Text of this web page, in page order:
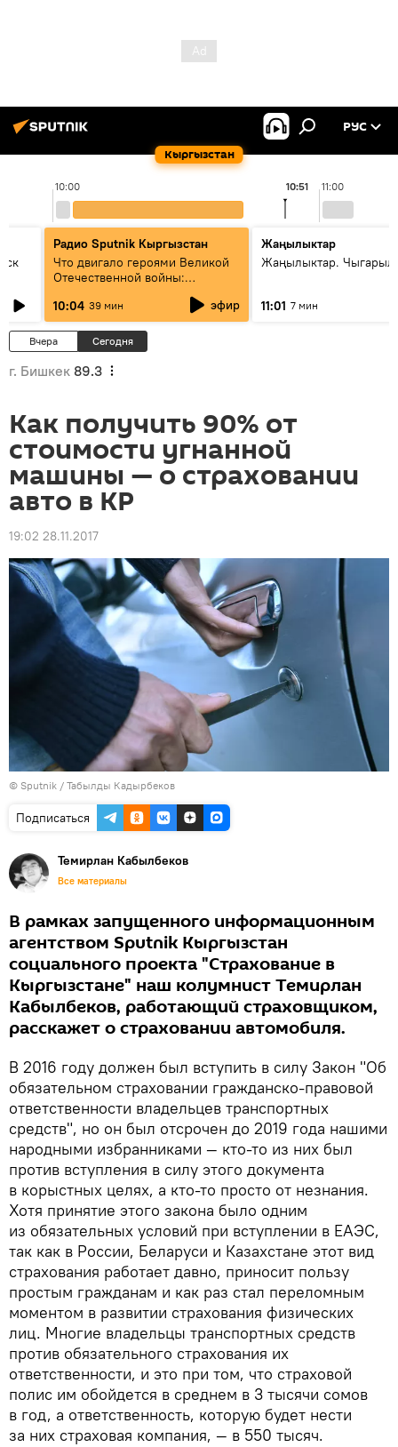
Кыргызстан
РУС
10:00 11:00
10:51
Радио Sputnik Кыргызстан
Что двигало героями Великой
Отечественной войны:
Тулебердиева
10:04 39 мин эфир
Жаңылыктар
Жаңылыктар.
11:01 7 мин
Вчера Сегодня
г. Бишкек 89.3
Как получить 90% от
стоимости угнанной
машины — о страховании
авто в КР
19:02 28.11.2017
© Sputnik / Табылды Кадырбеков
Подписаться
Темирлан Кабылбеков
Все материалы
В рамках запущенного информационным
агентством Sputnik Кыргызстан
социального проекта "Страхование в
Кыргызстане" наш колумнист Темирлан
Кабылбеков, работающий страховщиком,
расскажет о страховании автомобиля.
В 2016 году должен был вступить в силу Закон "Об
обязательном страховании гражданско-правовой
ответственности владельцев транспортных
средств", но он был отсрочен до 2019 года нашими
народными избранниками — кто-то из них был
против вступления в силу этого документа
в корыстных целях, а кто-то просто от незнания.
Хотя принятие этого закона было одним
из обязательных условий при вступлении в ЕАЭС,
так как в России, Беларуси и Казахстане этот вид
страхования работает давно, приносит пользу
простым гражданам и как раз стал переломным
моментом в развитии страхования физических
лиц. Многие владельцы транспортных средств
против обязательного страхования их
ответственности, и это при том, что страховой
полис им обойдется в среднем в 3 тысячи сомов
в год, а ответственность, которую будет нести
за них страховая компания, — в 550 тысяч.